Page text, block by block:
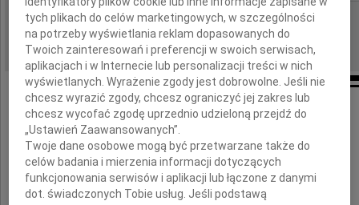
REGION: Bydgoszcz
DATA EMISJI: 04.12.2009
Najszczersze wyrazy współczucia
Rodzinie
tych plikach do celów marketingowych, w szczególności
na potrzeby wyświetlania reklam dopasowanych do
Twoich zainteresowań i preferencji w swoich serwisach,
aplikacjach i w Internecie lub personalizacji treści w nich
wyświetlanych. Wyrażenie zgody jest dobrowolne. Jeśli nie
chcesz wyrazić zgody, chcesz ograniczyć jej zakres lub
chcesz wycofać zgodę uprzednio udzieloną przejdź do
„Ustawień Zaawansowanych”.
Twoje dane osobowe mogą być przetwarzane także do
celów badania i mierzenia informacji dotyczących
funkcjonowania serwisów i aplikacji lub łączone z danymi
dot. świadczonych Tobie usług. Jeśli podstawą